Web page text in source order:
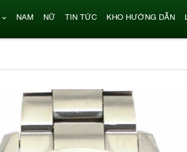
NAM NỮ TIN TỨC KHO HƯỚNG DẪN